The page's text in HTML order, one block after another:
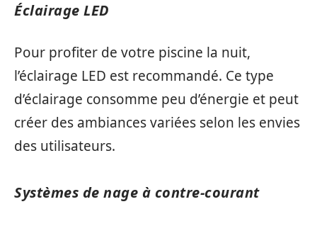
Éclairage LED
Pour profiter de votre piscine la nuit,
l’éclairage LED est recommandé. Ce type
d’éclairage consomme peu d’énergie et peut
créer des ambiances variées selon les envies
des utilisateurs.
Systèmes de nage à contre-courant